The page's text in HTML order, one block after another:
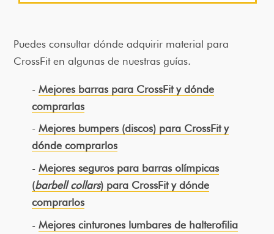
Puedes consultar dónde adquirir material para
CrossFit en algunas de nuestras guías.
Mejores barras para CrossFit y dónde
comprarlas
Mejores bumpers (discos) para CrossFit y
dónde comprarlos
Mejores seguros para barras olímpicas
(barbell collars) para CrossFit y dónde
comprarlos
Mejores cinturones lumbares de halterofilia